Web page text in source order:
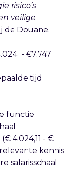
risico’s
veilige
de Douane.
- €7.747
tijd
functie
4.024,11 - €
kennis
salarisschaal